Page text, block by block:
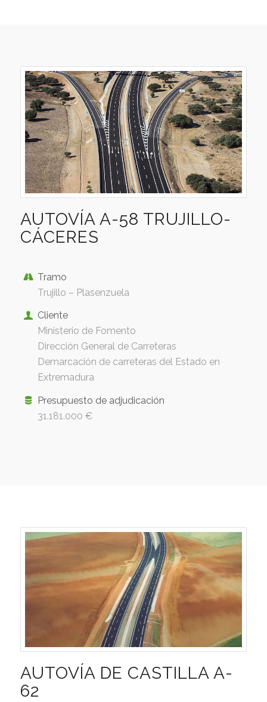
AUTOVÍA A-58 TRUJILLO-
CÁCERES
Tramo
Trujillo – Plasenzuela
Cliente
Ministerio de Fomento
Dirección General de Carreteras
Demarcación de carreteras del Estado en
Extremadura
Presupuesto de adjudicación
31.181.000 €
AUTOVÍA DE CASTILLA A-
62